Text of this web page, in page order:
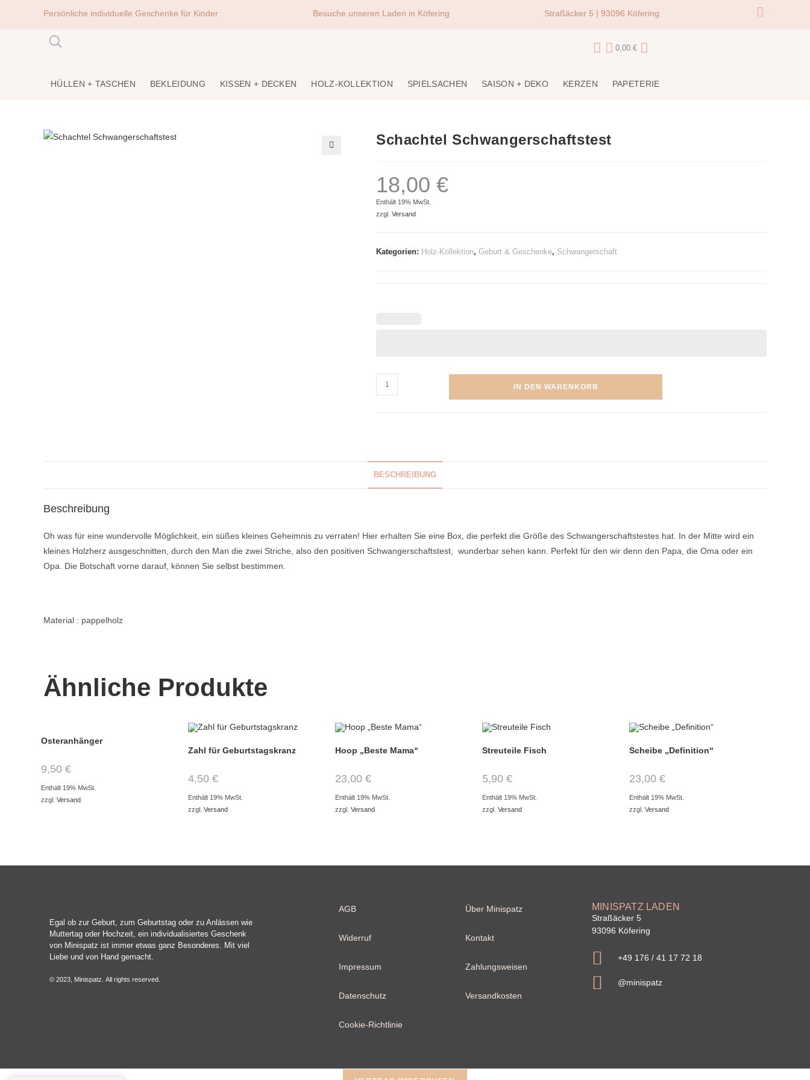
Persönliche individuelle Geschenke für Kinder Besuche unseren Laden in Köfering Straßäcker 5 | 93096 Köfering
0,00 €
HÜLLEN + TASCHEN BEKLEIDUNG KISSEN + DECKEN HOLZ-KOLLEKTION SPIELSACHEN SAISON + DEKO KERZEN PAPETERIE
Schachtel Schwangerschaftstest
18,00 €
Enthält 19% MwSt.
zzgl. Versand
Kategorien: Holz-Kollektion, Geburt & Geschenke, Schwangerschaft
IN DEN WARENKORB
BESCHREIBUNG
Beschreibung
Oh was für eine wundervolle Möglichkeit, ein süßes kleines Geheimnis zu verraten! Hier erhalten Sie eine Box, die perfekt die Größe des Schwangerschaftstestes hat. In der Mitte wird ein
kleines Holzherz ausgeschnitten, durch den Man die zwei Striche, also den positiven Schwangerschaftstest, wunderbar sehen kann. Perfekt für den wir denn den Papa, die Oma oder ein
Opa. Die Botschaft vorne darauf, können Sie selbst bestimmen.
Material : pappelholz
Ähnliche Produkte
Osteranhänger
9,50€
Enthält 19% MwSt.
zzgl.Versand
Zahl für Geburtstagskranz
4,50€
Enthält 19% MwSt.
zzgl.Versand
Hoop „Beste Mama“
23,00€
Enthält 19% MwSt.
zzgl.Versand
Streuteile Fisch
5,90€
Enthält 19% MwSt.
zzgl.Versand
Scheibe „Definition“
23,00€
Enthält 19% MwSt.
zzgl.Versand
Egal ob zur Geburt, zum Geburtstag oder zu Anlässen wie
Muttertag oder Hochzeit, ein individualisiertes Geschenk
von Minispatz ist immer etwas ganz Besonderes. Mit viel
Liebe und von Hand gemacht.
© 2023, Minispatz. All rights reserved.
AGB
Widerruf
Impressum
Datenschutz
Cookie-Richtlinie
Über Minispatz
Kontakt
Zahlungsweisen
Versandkosten
MINISPATZ LADEN
Straßäcker 5
93096 Köfering
+49 176 / 41 17 72 18
@minispatz